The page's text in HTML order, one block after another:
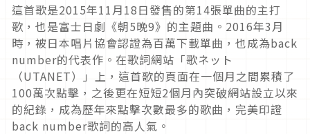
這首歌是2015年11月18日發售的第14張單曲的主打
歌，也是富士日劇《朝5晚9》的主題曲。2016年3月
時，被日本唱片協會認證為百萬下載單曲，也成為back
number的代表作。在歌詞網站「歌ネット
（UTANET）」上，這首歌的頁面在一個月之間累積了
100萬次點擊，之後更在短短2個月內突破網站設立以來
的紀錄，成為歷年來點擊次數最多的歌曲，完美印證
back number歌詞的高人氣。